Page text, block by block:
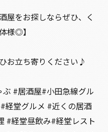
屋をお探しならぜひ、く
様◎】
お立ち寄りください♪
#居酒屋#小田急線グル
経堂グルメ #近くの居酒
#経堂昼飲み#経堂レスト